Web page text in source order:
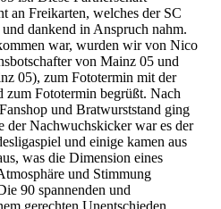
an Freikarten, welches der SC
dankend in Anspruch nahm.
war, wurden wir von Nico
von Mainz 05 und
05), zum Fototermin mit der
Fototermin begrüßt. Nach
und Bratwurststand ging
der Nachwuchskicker war es der
und einige kamen aus
was die Dimension eines
und Stimmung
90 spannenden und